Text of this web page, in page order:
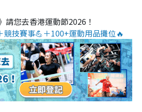
請您去香港運動節2026！
競技賽事💪＋100+運動用品攤位🔥